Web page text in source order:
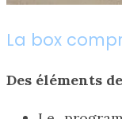
La box
Des éléments